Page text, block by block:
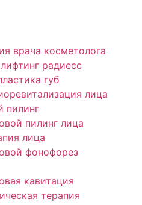
врача косметолога
радиесс
губ
лица
пилинг
пилинг лица
лица
фонофорез
кавитация
терапия